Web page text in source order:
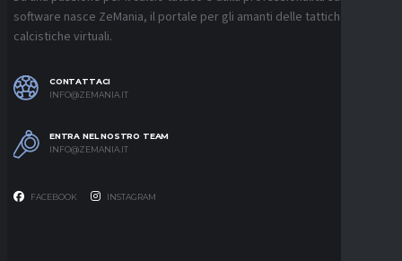
software nasce ZeMania, il portale per gli amanti delle tattiche
calcistiche virtuali.
CONTATTACI
INFO@ZEMANIA.IT
ENTRA NEL NOSTRO TEAM
INFO@ZEMANIA.IT
FACEBOOK INSTAGRAM